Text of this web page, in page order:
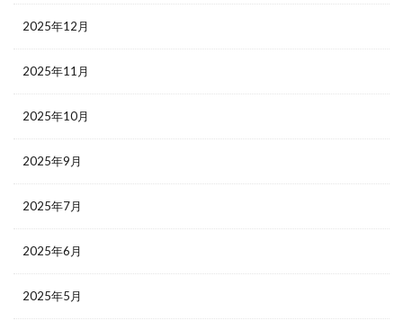
2025年12月
2025年11月
2025年10月
2025年9月
2025年7月
2025年6月
2025年5月